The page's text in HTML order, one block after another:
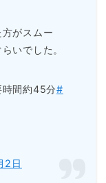
がスムー
いでした。
時間約45分#
2日